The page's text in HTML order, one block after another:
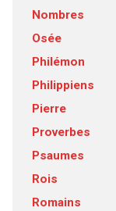
Nombres
Osée
Philémon
Philippiens
Pierre
Proverbes
Psaumes
Rois
Romains